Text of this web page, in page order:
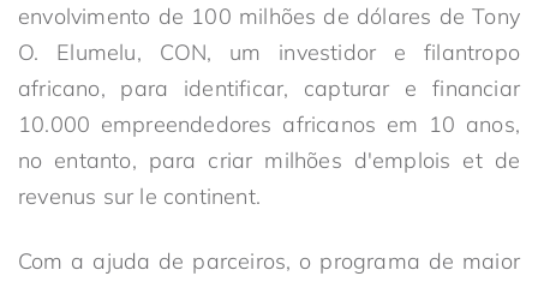
envolvimento de 100 milhões de dólares de Tony
O. Elumelu, CON, um investidor e filantropo
africano, para identificar, capturar e financiar
10.000 empreendedores africanos em 10 anos,
no entanto, para criar milhões d'emplois et de
revenus sur le continent.
Com a ajuda de parceiros, o programa de maior